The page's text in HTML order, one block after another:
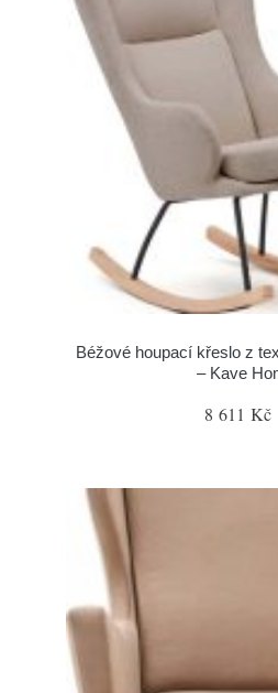
Béžové houpací křeslo z
– Kave
8 611 Kč